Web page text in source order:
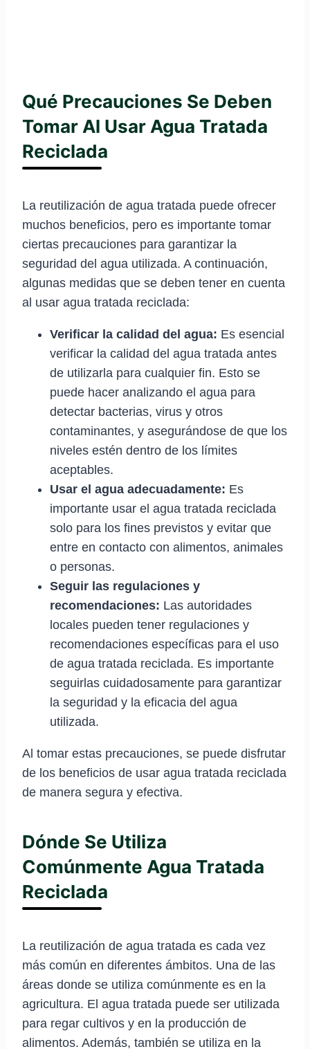
Qué Precauciones Se Deben
Tomar Al Usar Agua Tratada
Reciclada
La reutilización de agua tratada puede ofrecer
muchos beneficios, pero es importante tomar
ciertas precauciones para garantizar la
seguridad del agua utilizada. A continuación,
algunas medidas que se deben tener en cuenta
al usar agua tratada reciclada:
Verificar la calidad del agua: Es esencial
verificar la calidad del agua tratada antes
de utilizarla para cualquier fin. Esto se
puede hacer analizando el agua para
detectar bacterias, virus y otros
contaminantes, y asegurándose de que los
niveles estén dentro de los límites
aceptables.
Usar el agua adecuadamente: Es
importante usar el agua tratada reciclada
solo para los fines previstos y evitar que
entre en contacto con alimentos, animales
o personas.
Seguir las regulaciones y
recomendaciones: Las autoridades
locales pueden tener regulaciones y
recomendaciones específicas para el uso
de agua tratada reciclada. Es importante
seguirlas cuidadosamente para garantizar
la seguridad y la eficacia del agua
utilizada.
Al tomar estas precauciones, se puede disfrutar
de los beneficios de usar agua tratada reciclada
de manera segura y efectiva.
Dónde Se Utiliza
Comúnmente Agua Tratada
Reciclada
La reutilización de agua tratada es cada vez
más común en diferentes ámbitos. Una de las
áreas donde se utiliza comúnmente es en la
agricultura. El agua tratada puede ser utilizada
para regar cultivos y en la producción de
alimentos. Además, también se utiliza en la